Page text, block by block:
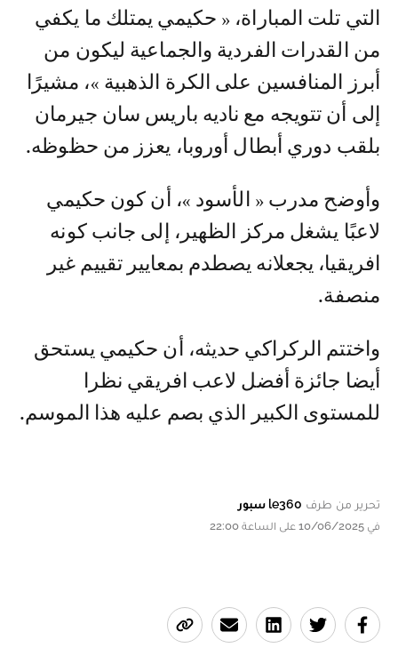
التي تلت المباراة، « حكيمي يمتلك ما يكفي
من القدرات الفردية والجماعية ليكون من
أبرز المنافسين على الكرة الذهبية »، مشيرًا
إلى أن تتويجه مع ناديه باريس سان جيرمان
بلقب دوري أبطال أوروبا، يعزز من حظوظه.
وأوضح مدرب « الأسود »، أن كون حكيمي
لاعبًا يشغل مركز الظهير، إلى جانب كونه
افريقيا، يجعلانه يصطدم بمعايير تقييم غير
منصفة.
واختتم الركراكي حديثه، أن حكيمي يستحق
أيضا جائزة أفضل لاعب افريقي نظرا
للمستوى الكبير الذي بصم عليه هذا الموسم.
تحرير من طرف le360 سبور
في 10/06/2025 على الساعة 22:00